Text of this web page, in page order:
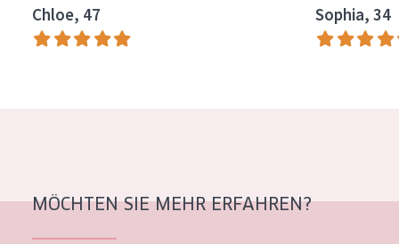
Empfindliche Haut
Chloe, 47 Sophia, 34
MÖCHTEN SIE MEHR ERFAHREN?